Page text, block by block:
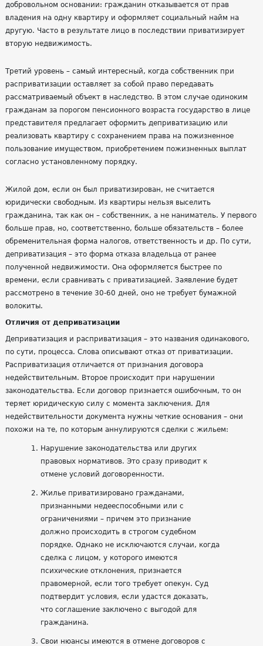
добровольном основании: гражданин отказывается от прав
владения на одну квартиру и оформляет социальный найм на
другую. Часто в результате лицо в последствии приватизирует
вторую недвижимость.
Третий уровень – самый интересный, когда собственник при
расприватизации оставляет за собой право передавать
рассматриваемый объект в наследство. В этом случае одиноким
гражданам за порогом пенсионного возраста государство в лице
представителя предлагает оформить деприватизацию или
реализовать квартиру с сохранением права на пожизненное
пользование имуществом, приобретением пожизненных выплат
согласно установленному порядку.
Жилой дом, если он был приватизирован, не считается
юридически свободным. Из квартиры нельзя выселить
гражданина, так как он – собственник, а не наниматель. У первого
больше прав, но, соответственно, больше обязательств – более
обременительная форма налогов, ответственность и др. По сути,
деприватизация – это форма отказа владельца от ранее
полученной недвижимости. Она оформляется быстрее по
времени, если сравнивать с приватизацией. Заявление будет
рассмотрено в течение 30-60 дней, оно не требует бумажной
волокиты.
Отличия от деприватизации
Деприватизация и расприватизация – это названия одинакового,
по сути, процесса. Слова описывают отказ от приватизации.
Расприватизация отличается от признания договора
недействительным. Второе происходит при нарушении
законодательства. Если договор признается ошибочным, то он
теряет юридическую силу с момента заключения. Для
недействительности документа нужны четкие основания – они
похожи на те, по которым аннулируются сделки с жильем:
Нарушение законодательства или других
правовых нормативов. Это сразу приводит к
отмене условий договоренности.
Жилье приватизировано гражданами,
признанными недееспособными или с
ограничениями – причем это признание
должно происходить в строгом судебном
порядке. Однако не исключаются случаи, когда
сделка с лицом, у которого имеются
психические отклонения, признается
правомерной, если того требует опекун. Суд
подтвердит условия, если удастся доказать,
что соглашение заключено с выгодой для
гражданина.
Свои нюансы имеются в отмене договоров с